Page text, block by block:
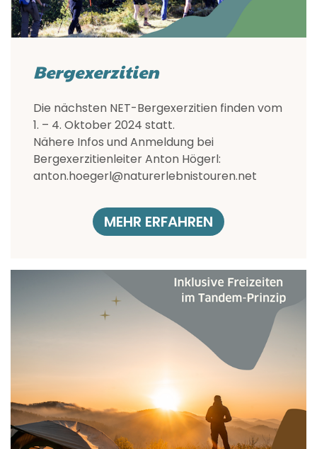
Bergexerzitien
Die nächsten NET-Bergexerzitien finden vom
1. – 4. Oktober 2024 statt.
Nähere Infos und Anmeldung bei
Bergexerzitienleiter Anton Högerl:
anton.hoegerl@naturerlebnistouren.net
MEHR ERFAHREN